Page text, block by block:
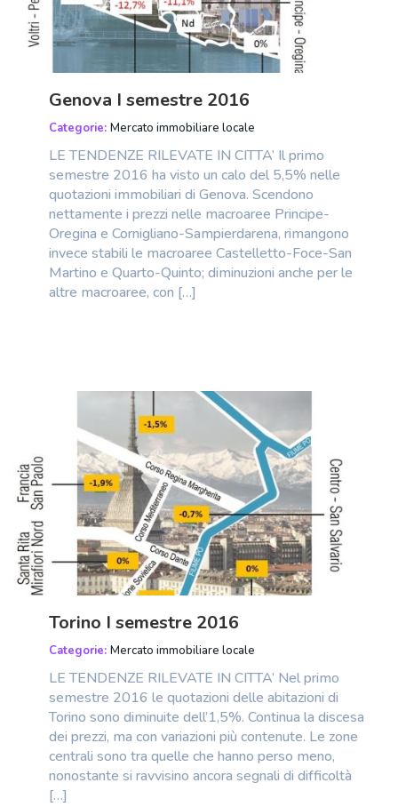
Genova I semestre 2016
Categorie: Mercato immobiliare locale
LE TENDENZE RILEVATE IN CITTA’ Il primo
semestre 2016 ha visto un calo del 5,5% nelle
quotazioni immobiliari di Genova. Scendono
nettamente i prezzi nelle macroaree Principe-
Oregina e Cornigliano-Sampierdarena, rimangono
invece stabili le macroaree Castelletto-Foce-San
Martino e Quarto-Quinto; diminuzioni anche per le
altre macroaree, con […]
Torino I semestre 2016
Categorie: Mercato immobiliare locale
LE TENDENZE RILEVATE IN CITTA’ Nel primo
semestre 2016 le quotazioni delle abitazioni di
Torino sono diminuite dell’1,5%. Continua la discesa
dei prezzi, ma con variazioni più contenute. Le zone
centrali sono tra quelle che hanno perso meno,
nonostante si ravvisino ancora segnali di difficoltà
[…]